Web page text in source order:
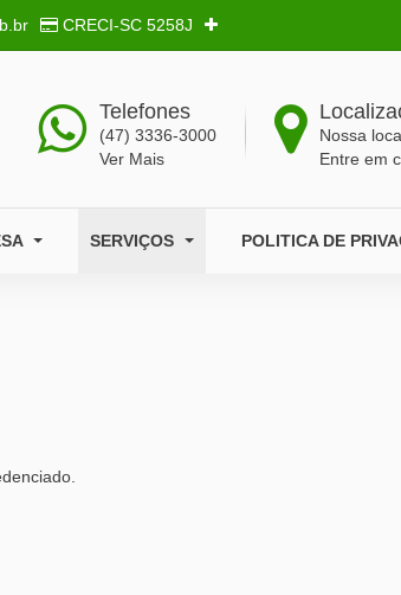
CRECI-SC 5258J
Telefones
(47) 3336-3000
Ver Mais
Nossa
Entre em
SERVIÇOS POLITICA DE